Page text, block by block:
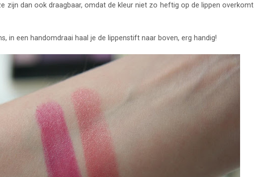
zijn dan ook draagbaar, omdat de kleur niet zo heftig op de lippen overkomt
in een handomdraai haal je de lippenstift naar boven, erg handig!